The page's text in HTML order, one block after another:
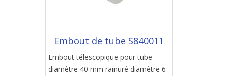
Embout de tube S840011
Embout télescopique pour tube
diamètre 40 mm rainuré diamètre 6